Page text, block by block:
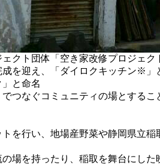
クト団体「空き家改修プロジェ
を迎え、「ダイロクキッチン※」
と命名
つなぐコミュニティの場とする
行い、地場産野菜や静岡県立
場を持ったり、稲取を舞台にし